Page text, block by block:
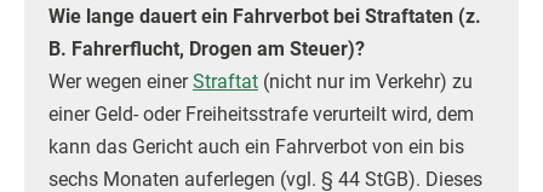
Wie lange dauert ein Fahrverbot bei Straftaten (z.
B. Fahrerflucht, Drogen am Steuer)?
Wer wegen einerStraftat (nicht nur im Verkehr) zu
einer Geld- oder Freiheitsstrafe verurteilt wird, dem
kann das Gericht auch ein Fahrverbot von ein bis
sechs Monaten auferlegen (vgl. § 44 StGB). Dieses